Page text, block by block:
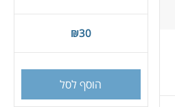
₪30
הוסף לסל